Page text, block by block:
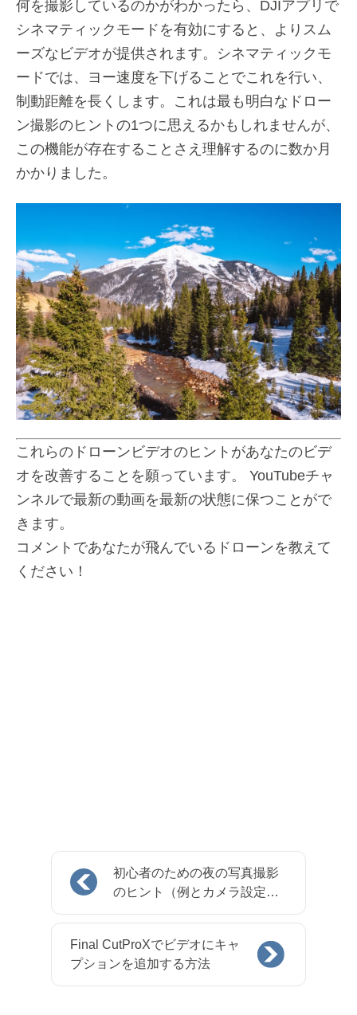
何を撮影しているのかがわかったら、DJIアプリで
シネマティックモードを有効にすると、よりスム
ーズなビデオが提供されます。シネマティックモ
ードでは、ヨー速度を下げることでこれを行い、
制動距離を長くします。これは最も明白なドロー
ン撮影のヒントの1つに思えるかもしれませんが、
この機能が存在することさえ理解するのに数か月
かかりました。
これらのドローンビデオのヒントがあなたのビデ
オを改善することを願っています。 YouTubeチャ
ンネルで最新の動画を最新の状態に保つことがで
きます。
コメントであなたが飛んでいるドローンを教えて
ください！
初心者のための夜の写真撮影
のヒント（例とカメラ設定付
き）
Final CutProXでビデオにキャ
プションを追加する方法